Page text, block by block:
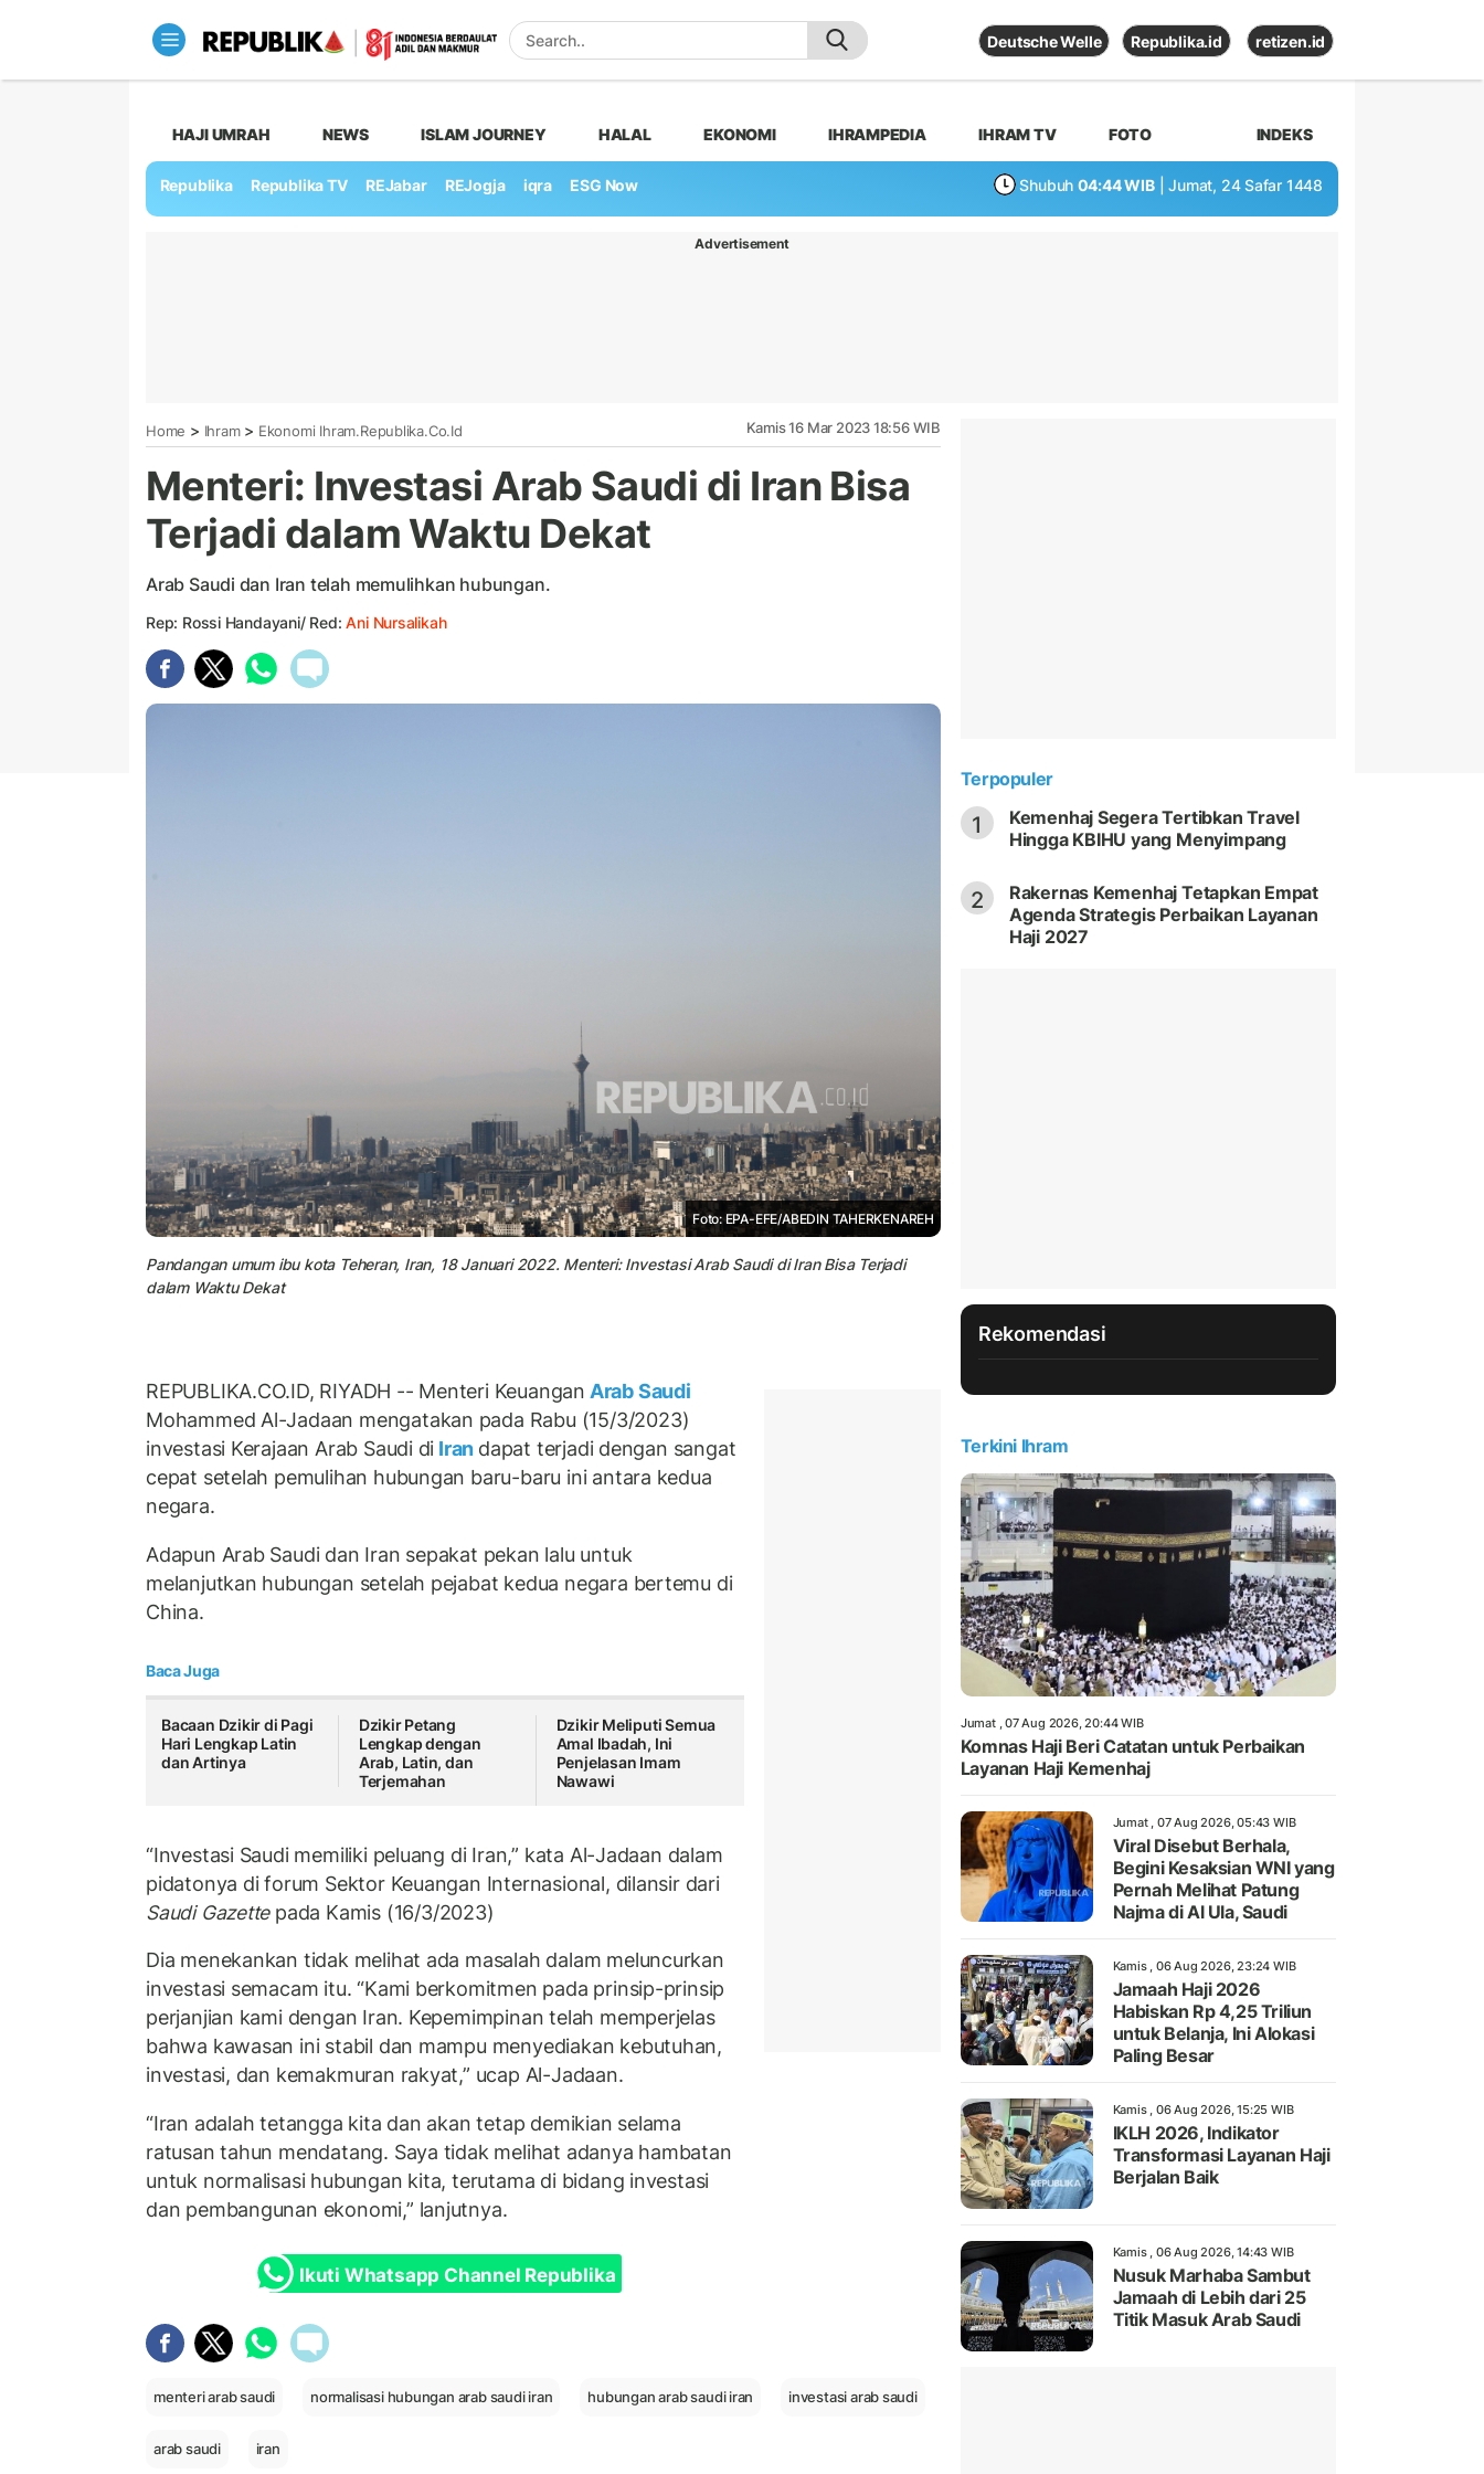
Deutsche Welle Republika.id retizen.id
HAJI UMRAH NEWS ISLAM JOURNEY HALAL EKONOMI IHRAMPEDIA IHRAM TV FOTO INDEKS
Republika Republika TV REJabar REJogja iqra ESG Now Shubuh 04:44 WIB | Jumat, 24 Safar 1448
Advertisement
Home > Ihram> Ekonomi Ihram.republika.co.id Kamis 16 Mar 2023 18:56 WIB
Menteri: Investasi Arab Saudi di Iran Bisa
Terjadi dalam Waktu Dekat
Arab Saudi dan Iran telah memulihkan hubungan.
Rep: Rossi Handayani/ Red:Ani Nursalikah
Foto: EPA-EFE/ABEDIN TAHERKENAREH
Pandangan umum ibu kota Teheran, Iran, 18 Januari 2022. Menteri: Investasi Arab Saudi di Iran Bisa Terjadi
dalam Waktu Dekat
REPUBLIKA.CO.ID, RIYADH -- Menteri Keuangan Arab Saudi
Mohammed Al-Jadaan mengatakan pada Rabu (15/3/2023)
investasi Kerajaan Arab Saudi di Iran dapat terjadi dengan sangat
cepat setelah pemulihan hubungan baru-baru ini antara kedua
negara.
Adapun Arab Saudi dan Iran sepakat pekan lalu untuk
melanjutkan hubungan setelah pejabat kedua negara bertemu di
China.
Baca Juga
Bacaan Dzikir di Pagi
Hari Lengkap Latin
dan Artinya
Dzikir Petang
Lengkap dengan
Arab, Latin, dan
Terjemahan
Dzikir Meliputi Semua
Amal Ibadah, Ini
Penjelasan Imam
Nawawi
“Investasi Saudi memiliki peluang di Iran,” kata Al-Jadaan dalam
pidatonya di forum Sektor Keuangan Internasional, dilansir dari
Saudi Gazettepada Kamis (16/3/2023)
Dia menekankan tidak melihat ada masalah dalam meluncurkan
investasi semacam itu. “Kami berkomitmen pada prinsip-prinsip
perjanjian kami dengan Iran. Kepemimpinan telah memperjelas
bahwa kawasan ini stabil dan mampu menyediakan kebutuhan,
investasi, dan kemakmuran rakyat,” ucap Al-Jadaan.
“Iran adalah tetangga kita dan akan tetap demikian selama
ratusan tahun mendatang. Saya tidak melihat adanya hambatan
untuk normalisasi hubungan kita, terutama di bidang investasi
dan pembangunan ekonomi,” lanjutnya.
Ikuti Whatsapp Channel Republika
menteri arab saudi normalisasi hubungan arab saudi iran hubungan arab saudi iran investasi arab saudi
arab saudi iran
Terpopuler
1
Kemenhaj Segera Tertibkan Travel
Hingga KBIHU yang Menyimpang
2
Rakernas Kemenhaj Tetapkan Empat
Agenda Strategis Perbaikan Layanan
Haji 2027
Rekomendasi
Terkini Ihram
Jumat , 07 Aug 2026, 20:44 WIB
Komnas Haji Beri Catatan untuk Perbaikan
Layanan Haji Kemenhaj
Jumat , 07 Aug 2026, 05:43 WIB
Viral Disebut Berhala,
Begini Kesaksian WNI yang
Pernah Melihat Patung
Najma di Al Ula, Saudi
Kamis , 06 Aug 2026, 23:24 WIB
Jamaah Haji 2026
Habiskan Rp 4,25 Triliun
untuk Belanja, Ini Alokasi
Paling Besar
Kamis , 06 Aug 2026, 15:25 WIB
IKLH 2026, Indikator
Transformasi Layanan Haji
Berjalan Baik
Kamis , 06 Aug 2026, 14:43 WIB
Nusuk Marhaba Sambut
Jamaah di Lebih dari 25
Titik Masuk Arab Saudi